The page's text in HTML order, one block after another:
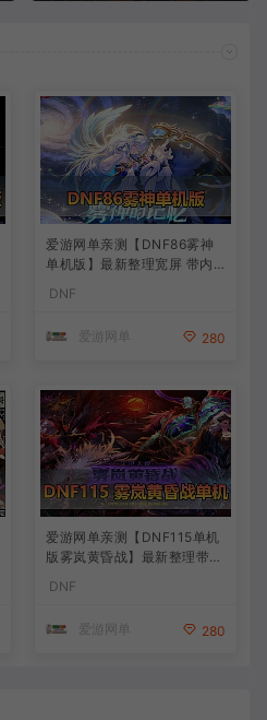
爱游网单亲测【DNF86雾神
单机版】最新整理宽屏 带内
新深渊副本 技能护石 虚拟机
DNF
爱游网单 280
爱游网单亲测【DNF115单机
版雾岚黄昏战】最新整理带魔
鬼剑女格斗新模型 美神 雾岚
机一键端 视频安装教学
DNF
爱游网单 280